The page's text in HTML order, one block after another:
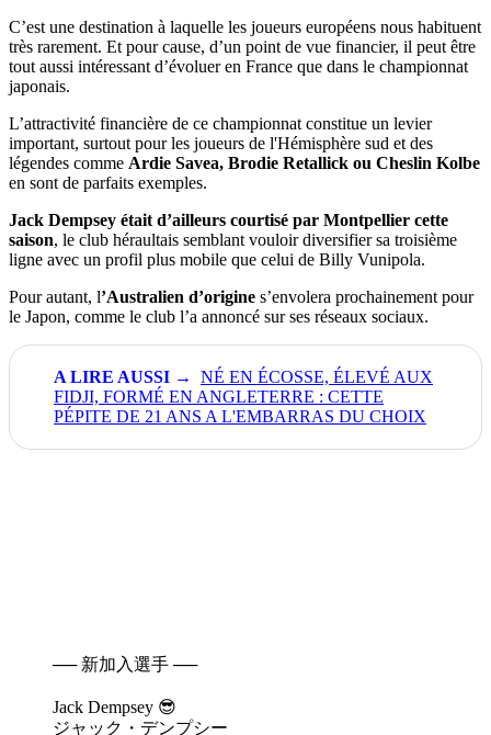
C’est une destination à laquelle les joueurs européens nous habituent
très rarement. Et pour cause, d’un point de vue financier, il peut être
tout aussi intéressant d’évoluer en France que dans le championnat
japonais.
L’attractivité financière de ce championnat constitue un levier
important, surtout pour les joueurs de l'Hémisphère sud et des
légendes comme Ardie Savea, Brodie Retallick ou Cheslin Kolbe
en sont de parfaits exemples.
Jack Dempsey était d’ailleurs courtisé par Montpellier cette
saison, le club héraultais semblant vouloir diversifier sa troisième
ligne avec un profil plus mobile que celui de Billy Vunipola.
Pour autant, l’Australien d’origine s’envolera prochainement pour
le Japon, comme le club l’a annoncé sur ses réseaux sociaux.
NÉ EN ÉCOSSE, ÉLEVÉ AUX
FIDJI, FORMÉ EN ANGLETERRE : CETTE
PÉPITE DE 21 ANS A L'EMBARRAS DU CHOIX
── 新加入選手 ──
Jack Dempsey 😎
ジャック・デンプシー